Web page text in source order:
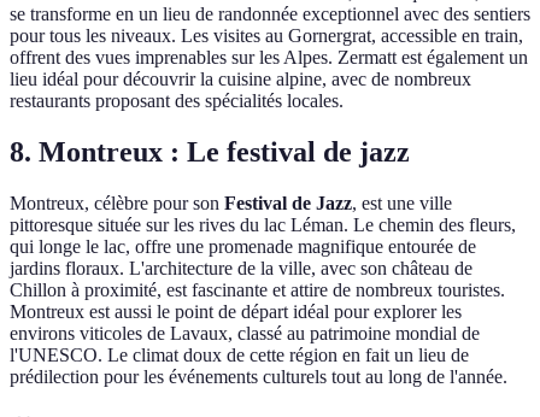
se transforme en un lieu de randonnée exceptionnel avec des sentiers
pour tous les niveaux. Les visites au Gornergrat, accessible en train,
offrent des vues imprenables sur les Alpes. Zermatt est également un
lieu idéal pour découvrir la cuisine alpine, avec de nombreux
restaurants proposant des spécialités locales.
8. Montreux : Le festival de jazz
Montreux, célèbre pour son Festival de Jazz, est une ville
pittoresque située sur les rives du lac Léman. Le chemin des fleurs,
qui longe le lac, offre une promenade magnifique entourée de
jardins floraux. L'architecture de la ville, avec son château de
Chillon à proximité, est fascinante et attire de nombreux touristes.
Montreux est aussi le point de départ idéal pour explorer les
environs viticoles de Lavaux, classé au patrimoine mondial de
l'UNESCO. Le climat doux de cette région en fait un lieu de
prédilection pour les événements culturels tout au long de l'année.